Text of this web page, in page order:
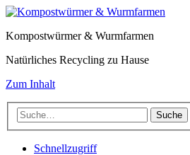
Kompostwürmer & Wurmfarmen
Natürliches Recycling zu Hause
Zum Inhalt
Suche
Schnellzugriff